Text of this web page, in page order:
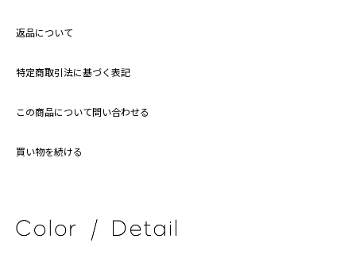
返品について
特定商取引法に基づく表記
この商品について問い合わせる
買い物を続ける